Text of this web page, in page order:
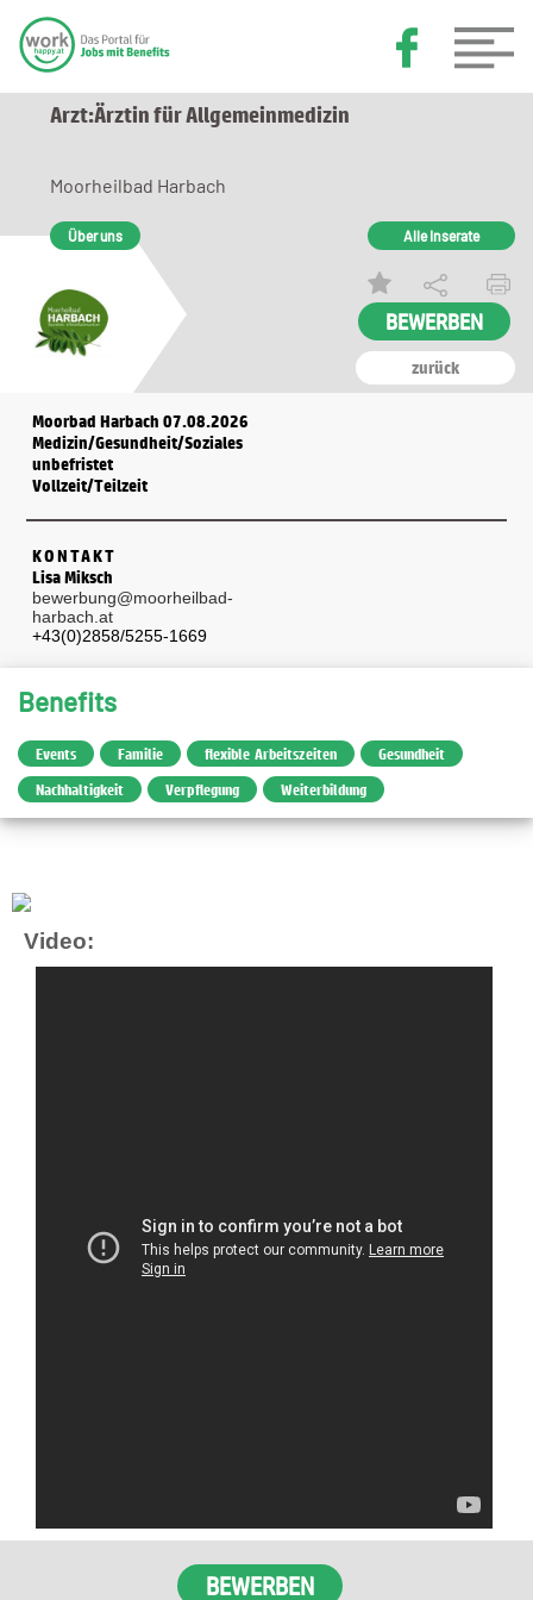
Arzt:Ärztin für Allgemeinmedizin
zurück
Moorheilbad Harbach
Über uns Alle Inserate
Moorbad Harbach 07.08.2026
Medizin/Gesundheit/Soziales
unbefristet
Vollzeit/Teilzeit
KONTAKT
Lisa Miksch
bewerbung@moorheilbad-
harbach.at
+43(0)2858/5255-1669
Benefits
Events Familie flexible Arbeitszeiten
Gesundheit
Nachhaltigkeit
Verpflegung Weiterbildung
Video: